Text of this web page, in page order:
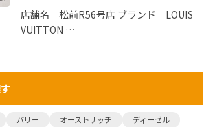
店舗名 松前R56号店 ブランド LOUIS
VUITTON …
バリー オーストリッチ
ディーゼル